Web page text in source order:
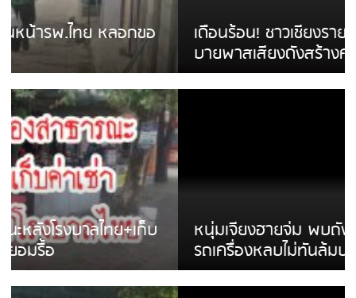
เดือนร้อน! ชาวเชียงรายบ่นรถ Isuzu สีขาวซิ่ง
บายพาสเสียงดังสร้างความรำคาญ
หนุ่มเจียงฮายจ่ม พบถังน้ำดื่มตกกลางถนน
รถเครื่องหลบไม่ทันล้มบาดเจ็บ